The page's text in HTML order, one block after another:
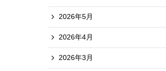
2026年5月
2026年4月
2026年3月